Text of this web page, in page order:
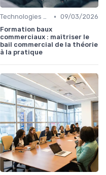
Technologies et informatique • 09/03/2026
Formation baux
commerciaux : maîtriser le
bail commercial de la théorie
à la pratique